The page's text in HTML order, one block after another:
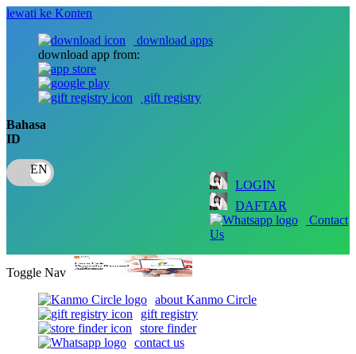
lewati ke Konten
download apps
download app from:
gift registry
Bahasa
ID
LOGIN
DAFTAR
Contact
Us
Toggle Nav
about Kanmo Circle
gift registry
store finder
contact us